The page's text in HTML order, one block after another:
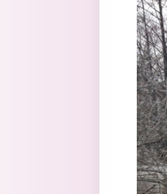
Перейти к основному содержанию